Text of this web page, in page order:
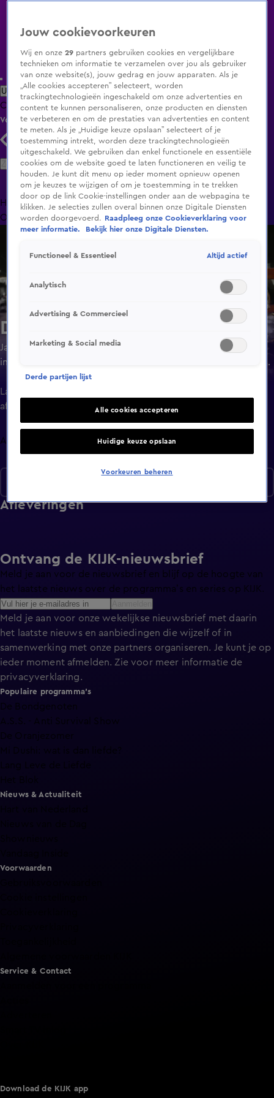
Uitzending Gemist Populaire programma's Zenders Genres
ClipsFilmsRadioSmart TV inlogShop
Volg KIJK
Zoeken
HomeUitzending Gemist Programma's De Bondgenoten
OranjezomerLivestreamsShop
De Auto Van...
Jay-Jay Boske stapt in de auto bij artiesten, ondernemers,
influencers en BN'ers en samen delen ze verhalen over de
auto en hun leven.
Laatste
aflevering
Afleveringen
Afleveringen
Ontvang de KIJK-nieuwsbrief
Meld je aan voor de nieuwsbrief en blijf op de hoogte van
het laatste nieuws over de programma’s en series op KIJK.
Meld je aan voor onze wekelijkse nieuwsbrief met daarin
het laatste nieuws en aanbiedingen die wijzelf of in
samenwerking met onze partners organiseren. Je kunt je op
ieder moment afmelden. Zie voor meer informatie de
privacyverklaring.
Populaire programma's
De Bondgenoten
A.S.S. - Anti Survival Show
De Oranjezomer
Mi Dushi: wat is dan liefde?
Nieuws & Actualiteit
Voorwaarden
Service & Contact
Download de KIJK app
Jouw cookievoorkeuren
Wij en onze29 partners gebruiken cookies en vergelijkbare
technieken om informatie te verzamelen over jou als gebruiker
van onze website(s), jouw gedrag en jouw apparaten. Als je
„Alle cookies accepteren” selecteert, worden
trackingtechnologieën ingeschakeld om onze advertenties en
content te kunnen personaliseren, onze producten en diensten
te verbeteren en om de prestaties van advertenties en content
te meten. Als je „Huidige keuze opslaan” selecteert of je
toestemming intrekt, worden deze trackingtechnologieën
uitgeschakeld. We gebruiken dan enkel functionele en essentiële
cookies om de website goed te laten functioneren en veilig te
houden. Je kunt dit menu op ieder moment opnieuw openen
om je keuzes te wijzigen of om je toestemming in te trekken
door op de link Cookie-instellingen onder aan de webpagina te
klikken. Je selecties zullen overal binnen onze Digitale Diensten
worden doorgevoerd.
Raadpleeg onze Cookieverklaring voor
meer informatie.
Bekijk hier onze Digitale Diensten.
Functioneel & Essentieel Altijd actief
Analytisch
Advertising & Commercieel
Marketing & Social media
Derde partijen lijst
Alle cookies accepteren
Huidige keuze opslaan
Voorkeuren beheren